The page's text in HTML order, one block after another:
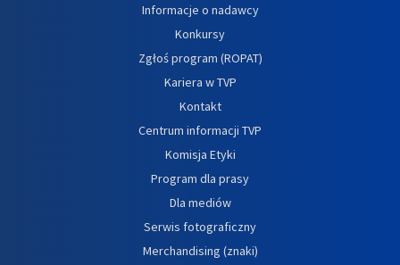
Informacje o nadawcy
Konkursy
Zgłoś program (ROPAT)
Kariera w TVP
Kontakt
Centrum informacji TVP
Komisja Etyki
Program dla prasy
Dla mediów
Serwis fotograficzny
Merchandising (znaki)